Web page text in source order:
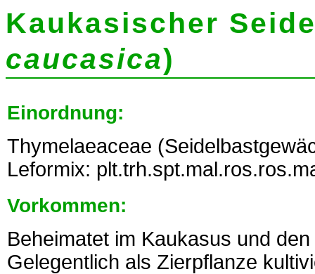
Kaukasischer
caucasica)
Einordnung:
Thymelaeaceae
Leformix:
Vorkommen:
Beheimatet im Kaukasus und
Gelegentlich als Zierpflanze